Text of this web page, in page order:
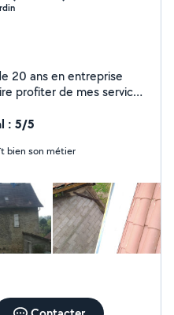
20 ans en entreprise
profiter de mes services
de la toiture,
bac acier , plaques pst
étanchéités,
brise-vue ,
...)
: 5/5
bien son métier